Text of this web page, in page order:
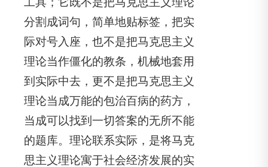
分割成词句，简单地贴标签，把实
际对号入座，也不是把马克思主义
理论当作僵化的教条，机械地套用
到实际中去，更不是把马克思主义
理论当成万能的包治百病的药方，
当成可以找到一切答案的无所不能
的题库。理论联系实际，是将马克
思主义理论寓于社会经济发展的实